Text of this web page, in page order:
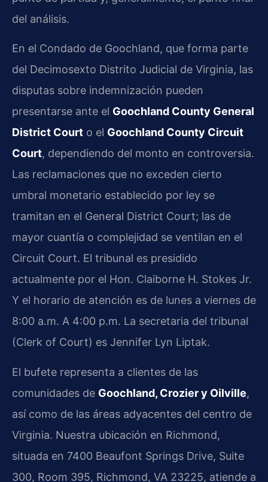
del análisis.
En el Condado de Goochland, que forma parte
del Decimosexto Distrito Judicial de Virginia, las
disputas sobre indemnización pueden
presentarse ante el Goochland County General
District Court o el Goochland County Circuit
Court, dependiendo del monto en controversia.
Las reclamaciones que no exceden cierto
umbral monetario establecido por ley se
tramitan en el General District Court; las de
mayor cuantía o complejidad se ventilan en el
Circuit Court. El tribunal es presidido
actualmente por el Hon. Claiborne H. Stokes Jr.
Y el horario de atención es de lunes a viernes de
8:00 a.m. A 4:00 p.m. La secretaria del tribunal
(Clerk of Court) es Jennifer Lyn Liptak.
El bufete representa a clientes de las
comunidades de Goochland, Crozier y Oilville,
así como de las áreas adyacentes del centro de
Virginia. Nuestra ubicación en Richmond,
situada en 7400 Beaufont Springs Drive, Suite
300, Room 395, Richmond, VA 23225, atiende a